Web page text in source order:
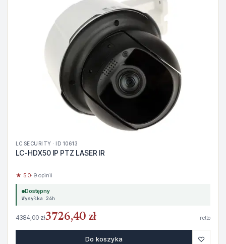
LC SECURITY · ID 10613
LC-HDX50 IP PTZ LASER IR
★ 5.0· 9 opinii
Dostępny
Wysyłka 24h
4384,00 zł3726,40 zł netto
Do koszyka ♡